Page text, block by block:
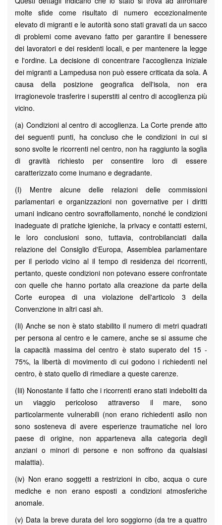
molte sfide come risultato di numero eccezionalmente
elevato di migranti e le autorità sono stati gravati da un sacco
di problemi come avevano fatto per garantire il benessere
dei lavoratori e dei residenti locali, e per mantenere la legge
e l'ordine. La decisione di concentrare l'accoglienza iniziale
dei migranti a Lampedusa non può essere criticata da sola. A
causa della posizione geografica dell'isola, non era
irragionevole trasferire i superstiti al centro di accoglienza più
vicino.
(a) Condizioni al centro di accoglienza. La Corte prende atto
dei seguenti punti, ha concluso che le condizioni in cui si
sono svolte le ricorrenti nel centro, non ha raggiunto la soglia
di gravità richiesto per consentire loro di essere
caratterizzato come inumano e degradante.
(I) Mentre alcune delle relazioni delle commissioni
parlamentari e organizzazioni non governative per i diritti
umani indicano centro sovraffollamento, nonché le condizioni
inadeguate di pratiche igieniche, la privacy e contatti esterni,
le loro conclusioni sono, tuttavia, controbilanciati dalla
relazione del Consiglio d'Europa, Assemblea parlamentare
per il periodo vicino al il tempo di residenza dei ricorrenti,
pertanto, queste condizioni non potevano essere confrontate
con quelle che hanno portato alla creazione da parte della
Corte europea di una violazione dell'articolo 3 della
Convenzione in altri casi ah.
(Ii) Anche se non è stato stabilito il numero di metri quadrati
per persona al centro e le camere, anche se si assume che
la capacità massima del centro è stato superato del 15 -
75%, la libertà di movimento di cui godono i richiedenti nel
centro, è stato quello di rimediare a queste carenze.
(Iii) Nonostante il fatto che i ricorrenti erano stati indeboliti da
un viaggio pericoloso attraverso il mare, sono
particolarmente vulnerabili (non erano richiedenti asilo non
sono sosteneva di avere esperienze traumatiche nel loro
paese di origine, non apparteneva alla categoria degli
anziani o minori di persone e non soffrono da qualsiasi
malattia).
(iv) Non erano soggetti a restrizioni in cibo, acqua o cure
mediche e non erano esposti a condizioni atmosferiche
anomale.
(v) Data la breve durata del loro soggiorno (da tre a quattro